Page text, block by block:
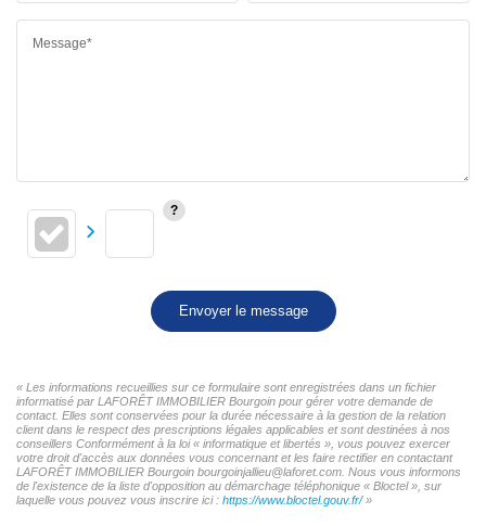
Message*
Envoyer le message
« Les informations recueillies sur ce formulaire sont enregistrées dans un fichier
informatisé par LAFORÊT IMMOBILIER Bourgoin pour gérer votre demande de
contact. Elles sont conservées pour la durée nécessaire à la gestion de la relation
client dans le respect des prescriptions légales applicables et sont destinées à nos
conseillers Conformément à la loi « informatique et libertés », vous pouvez exercer
votre droit d'accès aux données vous concernant et les faire rectifier en contactant
LAFORÊT IMMOBILIER Bourgoin bourgoinjallieu@laforet.com. Nous vous informons
de l'existence de la liste d'opposition au démarchage téléphonique « Bloctel », sur
laquelle vous pouvez vous inscrire ici : https://www.bloctel.gouv.fr/»